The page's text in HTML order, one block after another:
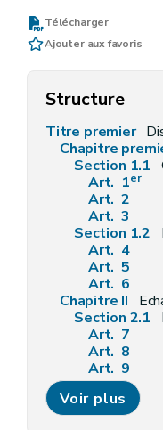
Télécharger
Ajouter aux favoris
Structure
Titre premier
Chapitre
Section 1.1
Art. 1er
Art. 2
Art. 3
Section 1.2
Art. 4
Art. 5
Art. 6
Chapitre II
Section 2.1
Art. 7
Art. 8
Art. 9
Art. 10
Art. 11
Art. 12
Voir plus